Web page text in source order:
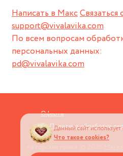
Написать в МаксСвязаться
support@vivalavika.com
По всем вопросам
персональных данных:
pd@vivalavika.com
Оферта
Политика обработки
Данный сайт использует
Что такое cookies?